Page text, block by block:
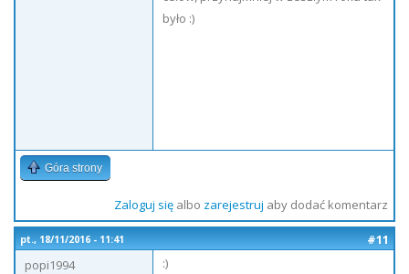
było :)
Góra strony
Zaloguj sięalbo zarejestruj aby dodać komentarz
pt., 18/11/2016 - 11:41
#11
popi1994
:)